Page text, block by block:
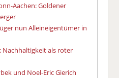
Aachen: Goldener
nun Alleineigentümer in
Nachhaltigkeit als roter
und Noel-Eric Gierich